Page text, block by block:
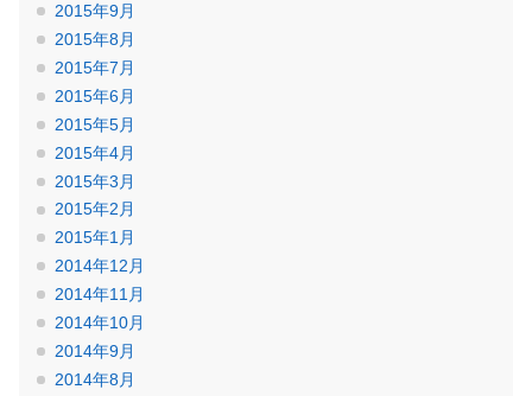
2015年9月
2015年8月
2015年7月
2015年6月
2015年5月
2015年4月
2015年3月
2015年2月
2015年1月
2014年12月
2014年11月
2014年10月
2014年9月
2014年8月